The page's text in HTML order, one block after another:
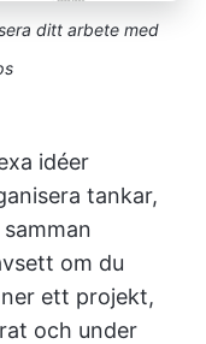
ditt arbete med
idéer
tankar,
om du
ett projekt,
och under